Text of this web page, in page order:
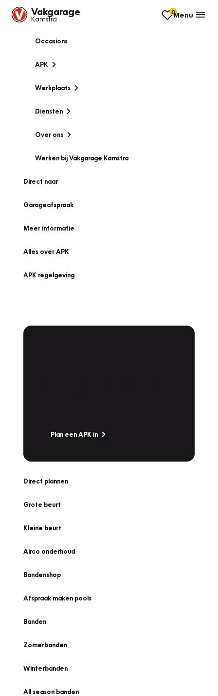
Vakgarage
Kamstra
0Menu
Occasions
APK
Werkplaats
Diensten
Over ons
Werken bij Vakgarage Kamstra
Direct naar
Garageafspraak
Meer informatie
Alles over APK
APK regelgeving
Plan een APK in
Direct plannen
Grote beurt
Kleine beurt
Airco onderhoud
Bandenshop
Afspraak maken pools
Banden
Zomerbanden
Winterbanden
All season banden